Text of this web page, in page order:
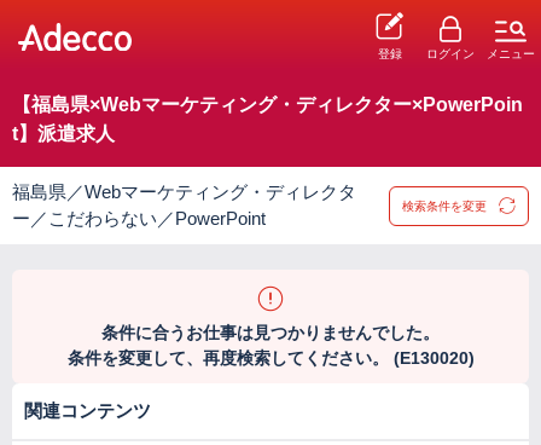
登録 ログイン メニュー
【福島県×Webマーケティング・ディレクター×PowerPoin
t】派遣求人
福島県／Webマーケティング・ディレクタ
ー／こだわらない／PowerPoint
検索条件を変更
条件に合うお仕事は見つかりませんでした。
条件を変更して、再度検索してください。 (E130020)
関連コンテンツ